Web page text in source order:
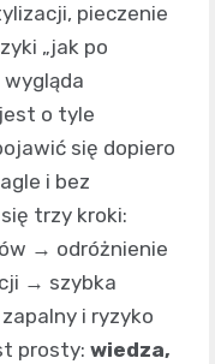
pieczenie
„jak po
o tyle
się dopiero
i bez
trzy kroki:
→ odróżnienie
→ szybka
i ryzyko
prosty: wiedza,